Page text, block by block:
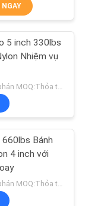
229
53
NGAY
5 inch 330lbs
Nhiệm vụ
Bánh
4 inch với
có thể đàm phán MOQ:Thỏa thuận